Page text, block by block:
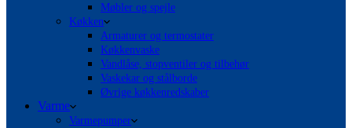
Møbler og spejle
Køkken
Armaturer og termostater
Køkkenvaske
Vandlåse, stopventiler og tilbehør
Vaskekar og stålborde
Øvrige køkkenredskaber
Varme
Varmepumper